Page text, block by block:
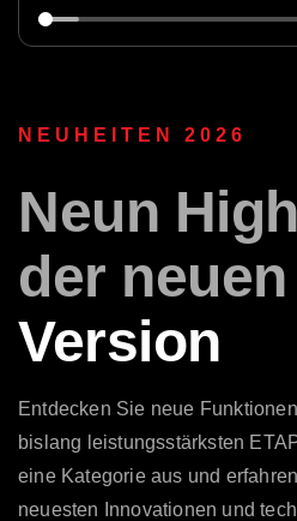
NEUHEITEN 2026
Neun
der neuen
Version
Entdecken Sie neue
bislang leistungsstärksten
eine Kategorie aus und
neuesten Innovationen und